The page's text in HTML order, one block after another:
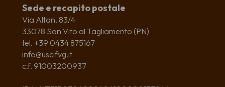
Sede e recapito postale
Via Altan, 83/4
33078 San Vito al Tagliamento (PN)
tel. +39 0434 875167
info@uscifvg.it
c.f. 91003200937